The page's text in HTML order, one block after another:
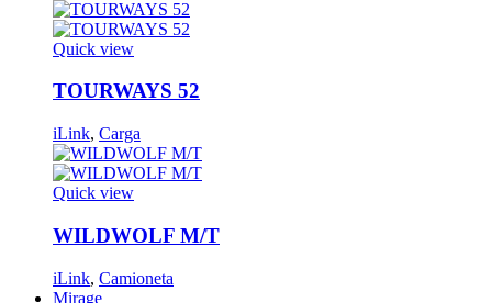
Quick view
TOURWAYS 52
iLink, Carga
Quick view
WILDWOLF M/T
iLink, Camioneta
Mirage